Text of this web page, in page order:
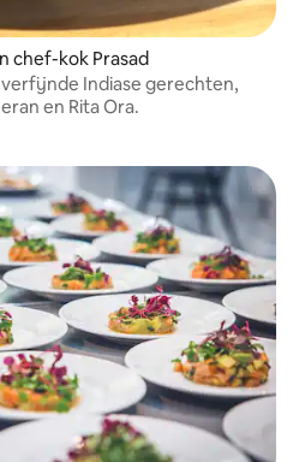
chef-kok Prasad
Indiase gerechten,
en Rita Ora.